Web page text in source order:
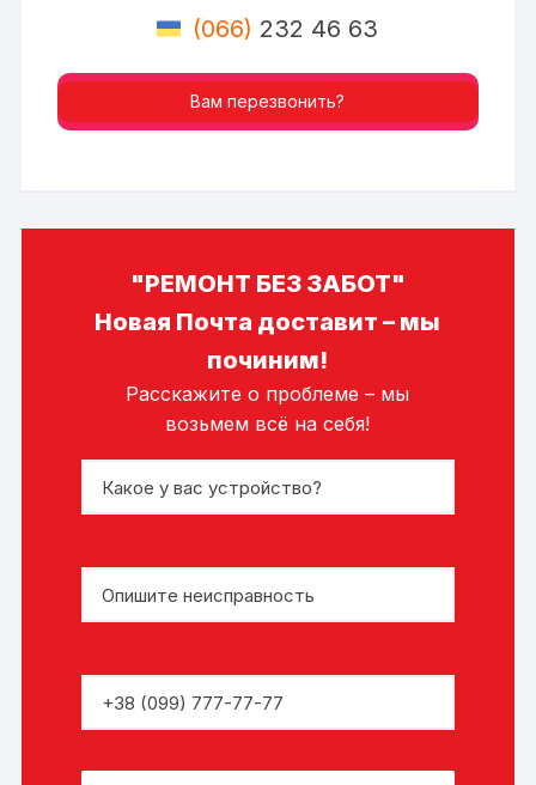
(066) 232 46 63
Вам перезвонить?
"РЕМОНТ БЕЗ ЗАБОТ"
Новая Почта доставит – мы
починим!
Расскажите о проблеме – мы
возьмем всё на себя!